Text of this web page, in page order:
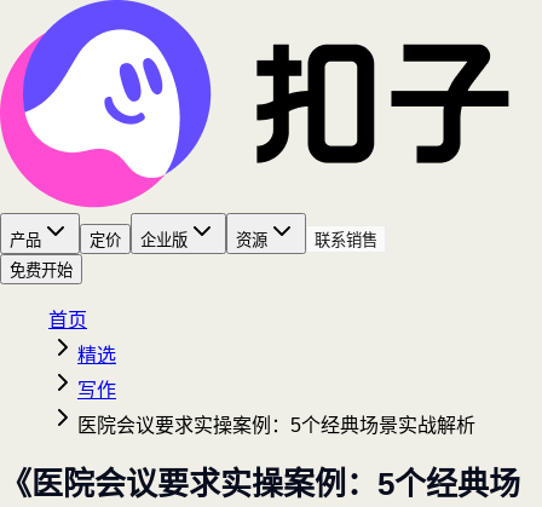
产品 定价 企业版 资源
联系销售
免费开始
首页
精选
写作
医院会议要求实操案例：5个经典场景实战解析
《医院会议要求实操案例：5个经典场